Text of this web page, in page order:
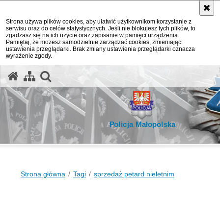
Strona używa plików cookies, aby ułatwić użytkownikom korzystanie z
serwisu oraz do celów statystycznych. Jeśli nie blokujesz tych plików, to
zgadzasz się na ich użycie oraz zapisanie w pamięci urządzenia.
Pamiętaj, że możesz samodzielnie zarządzać cookies, zmieniając
ustawienia przeglądarki. Brak zmiany ustawienia przeglądarki oznacza
wyrażenie zgody.
Policja Małopolska
Strona główna Tagi sprzedaż petard nieletnim